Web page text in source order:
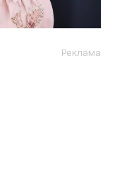
Реклама